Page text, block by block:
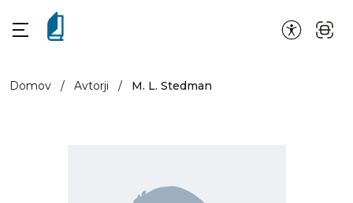
Domov / Avtorji / M. L. Stedman